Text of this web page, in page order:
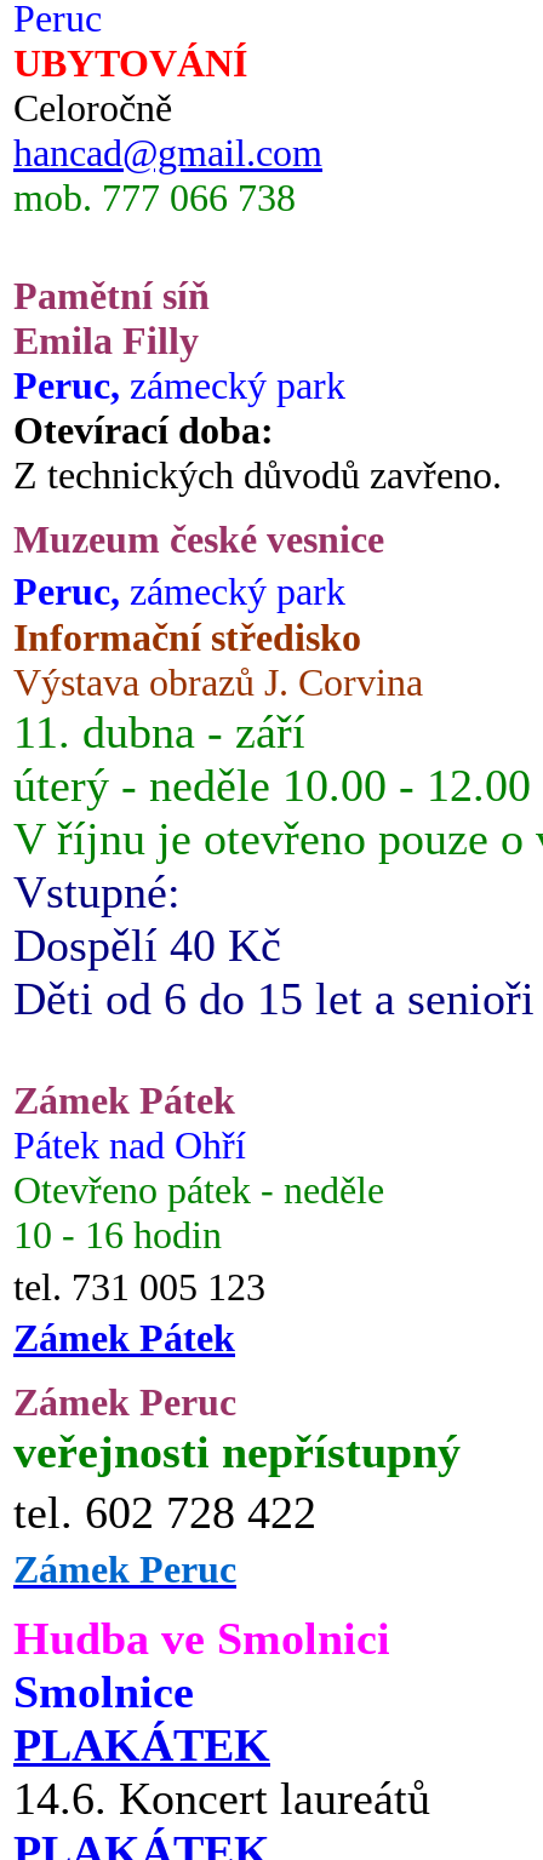
Peruc
UBYTOVÁNÍ
Celoročně
hancad@gmail.com
mob. 777 066 738
Pamětní síň
Emila Filly
Peruc, zámecký park
Otevírací doba:
Z technických důvodů zavřeno.
Muzeum české vesnice
Peruc, zámecký park
Informační středisko
Výstava obrazů J. Corvina
11. dubna - září
úterý - neděle 10.00 -
V říjnu je otevřeno pouze o
Vstupné:
Dospělí 40 Kč
Děti od 6 do 15 let a
Zámek Pátek
Pátek nad Ohří
Otevřeno pátek - neděle
10 - 16 hodin
tel. 731 005 123
Zámek Pátek
Zámek Peruc
veřejnosti nepřístupný
tel. 602 728 422
Zámek Peruc
Hudba ve Smolnici
Smolnice
PLAKÁTEK
14.6. Koncert laureátů